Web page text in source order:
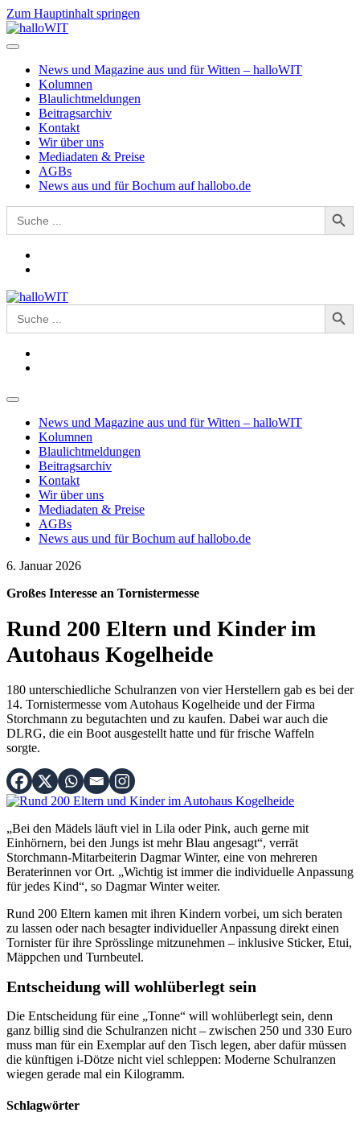
Zum Hauptinhalt springen
News und Magazine aus und für Witten – halloWIT
Kolumnen
Blaulichtmeldungen
Beitragsarchiv
Kontakt
Wir über uns
Mediadaten & Preise
AGBs
News aus und für Bochum auf hallobo.de
Search
for:
Search Button
Search
for:
Search Button
News und Magazine aus und für Witten – halloWIT
Kolumnen
Blaulichtmeldungen
Beitragsarchiv
Kontakt
Wir über uns
Mediadaten & Preise
AGBs
News aus und für Bochum auf hallobo.de
6. Januar 2026
Großes Interesse an Tornistermesse
Rund 200 Eltern und Kinder im
Autohaus Kogelheide
180 unterschiedliche Schulranzen von vier Herstellern gab es bei der
14. Tornistermesse vom Autohaus Kogelheide und der Firma
Storchmann zu begutachten und zu kaufen. Dabei war auch die
DLRG, die ein Boot ausgestellt hatte und für frische Waffeln
sorgte.
„Bei den Mädels läuft viel in Lila oder Pink, auch gerne mit
Einhörnern, bei den Jungs ist mehr Blau angesagt“, verrät
Storchmann-Mitarbeiterin Dagmar Winter, eine von mehreren
Beraterinnen vor Ort. „Wichtig ist immer die individuelle Anpassung
für jedes Kind“, so Dagmar Winter weiter.
Rund 200 Eltern kamen mit ihren Kindern vorbei, um sich beraten
zu lassen oder nach besagter individueller Anpassung direkt einen
Tornister für ihre Sprösslinge mitzunehmen – inklusive Sticker, Etui,
Mäppchen und Turnbeutel.
Entscheidung will wohlüberlegt sein
Die Entscheidung für eine „Tonne“ will wohlüberlegt sein, denn
ganz billig sind die Schulranzen nicht – zwischen 250 und 330 Euro
muss man für ein Exemplar auf den Tisch legen, aber dafür müssen
die künftigen i-Dötze nicht viel schleppen: Moderne Schulranzen
wiegen gerade mal ein Kilogramm.
Schlagwörter